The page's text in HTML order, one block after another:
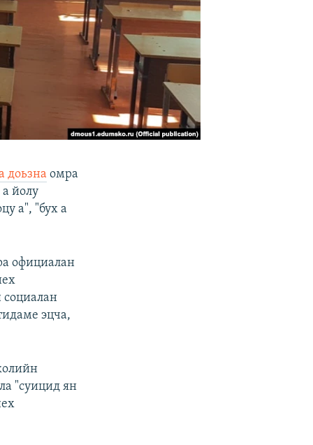
доьзна омра
йолу
а", "бух а
официалан
эцча,
"суицид ян